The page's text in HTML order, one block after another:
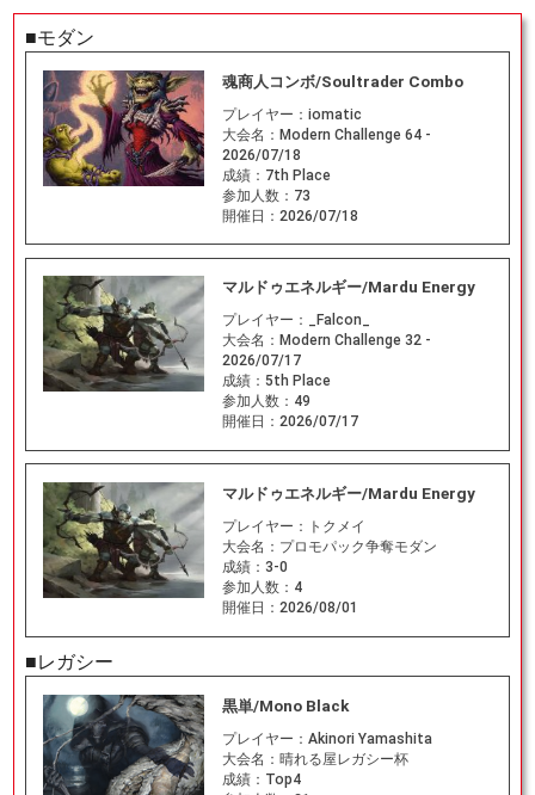
■モダン
魂商人コンボ/Soultrader Combo
プレイヤー： iomatic
大会名： Modern Challenge 64 -
2026/07/18
成績： 7th Place
参加人数： 73
開催日： 2026/07/18
マルドゥエネルギー/Mardu Energy
プレイヤー：
_Falcon_
大会名： Modern Challenge 32 -
2026/07/17
成績： 5th Place
参加人数： 49
開催日： 2026/07/17
マルドゥエネルギー/Mardu Energy
プレイヤー：
トクメイ
大会名： プロモパック争奪モダン
成績： 3-0
参加人数： 4
開催日： 2026/08/01
■レガシー
黒単/Mono Black
プレイヤー： Akinori Yamashita
大会名： 晴れる屋レガシー杯
成績： Top4